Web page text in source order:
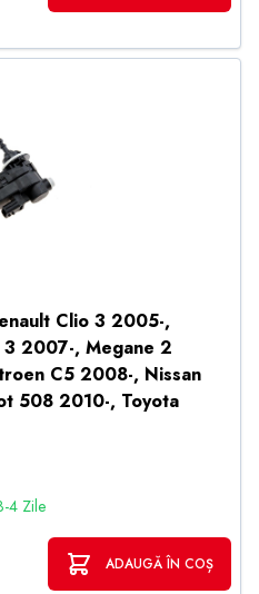
Clio 3 2005-,
2007-, Megane 2
C5 2008-, Nissan
508 2010-, Toyota
4 Zile
ADAUGĂ ÎN COȘ